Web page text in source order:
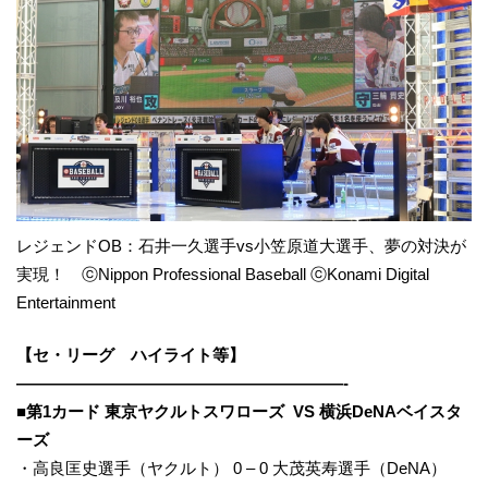
レジェンドOB：石井一久選手vs小笠原道大選手、夢の対決が
実現！ ⓒNippon Professional Baseball ⓒKonami Digital
Entertainment
【セ・リーグ ハイライト等】
————————————————————-
■第1カード 東京ヤクルトスワローズ VS 横浜DeNAベイスタ
ーズ
・高良匡史選手（ヤクルト） 0 – 0 大茂英寿選手（DeNA）